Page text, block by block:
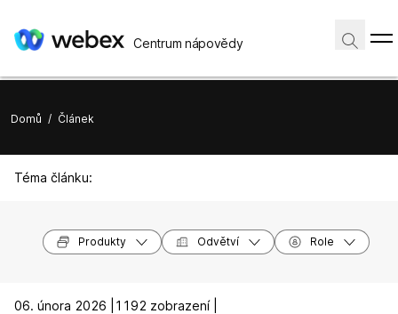
Centrum nápovědy
Domů / Článek
Téma článku:
Produkty Odvětví Role
06. února 2026 |
1192 zobrazení |